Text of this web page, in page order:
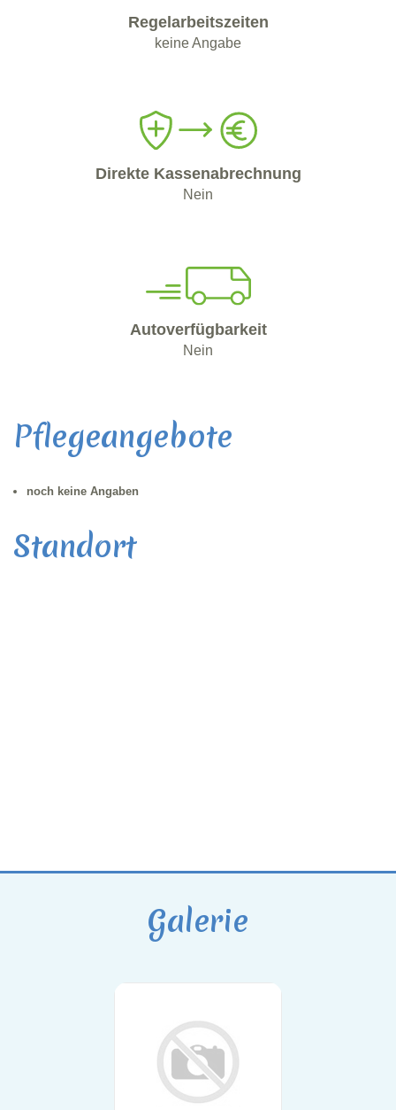
Regelarbeitszeiten
keine Angabe
Direkte Kassenabrechnung
Nein
Autoverfügbarkeit
Nein
Pflegeangebote
noch keine Angaben
Standort
Galerie